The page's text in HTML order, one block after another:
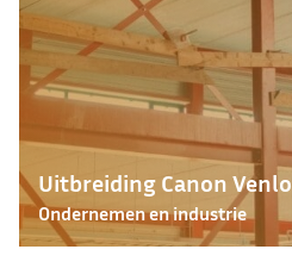
Uitbreiding Canon Venlo
Ondernemen en industrie